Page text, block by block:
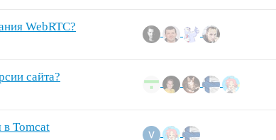
WebRTC?
сайта?
в Tomcat